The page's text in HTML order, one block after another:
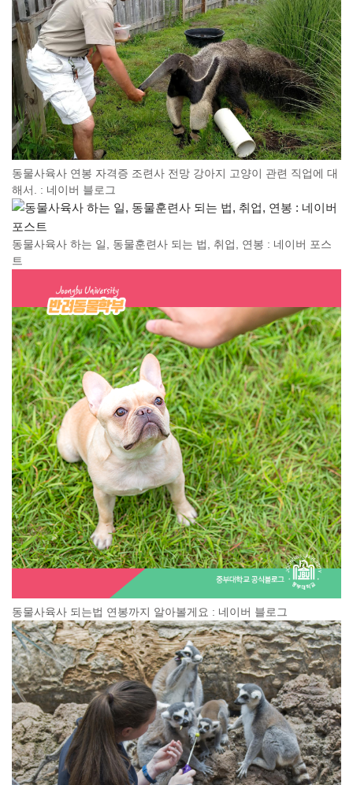
동물사육사 연봉 자격증 조련사 전망 강아지 고양이 관련 직업에 대
해서. : 네이버 블로그
동물사육사 하는 일, 동물훈련사 되는 법, 취업, 연봉 : 네이버 포스
트
동물사육사 되는법 연봉까지 알아볼게요 : 네이버 블로그